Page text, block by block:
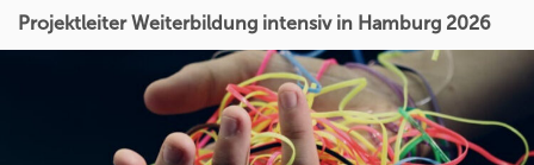
Projektleiter Weiterbildung intensiv in Hamburg 2026